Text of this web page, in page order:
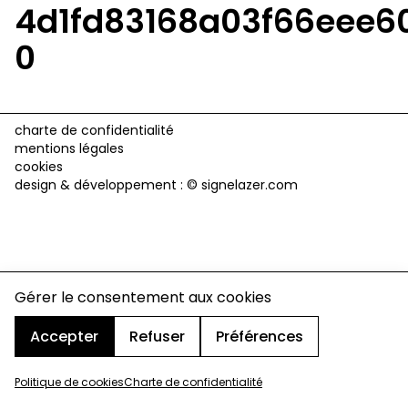
Gérer le consentement aux cookies
Accepter
Refuser Préférences
Politique de cookiesCharte de confidentialité
0
charte de confidentialité
mentions légales
cookies
design & développement : © signelazer.com